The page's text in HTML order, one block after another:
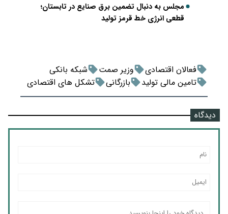
مجلس به دنبال تضمین برق صنایع در تابستان؛
قطعی انرژی خط قرمز تولید
فعالان اقتصادی وزیر صمت
شبکه بانکی
تامین مالی تولید
بازرگانی تشکل های اقتصادی
دیدگاه